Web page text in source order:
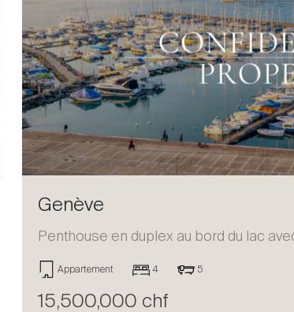
Genève
Penthouse en duplex au bord du lac
Appartement 4 5
15,500,000 chf